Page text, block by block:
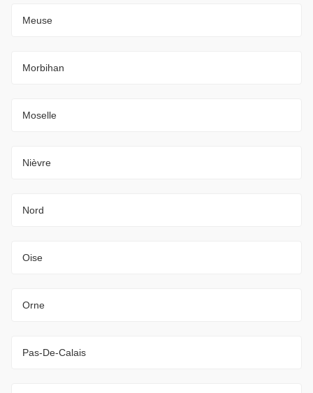
Meuse
Morbihan
Moselle
Nièvre
Nord
Oise
Orne
Pas-De-Calais